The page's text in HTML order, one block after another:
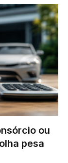
ou
pesa